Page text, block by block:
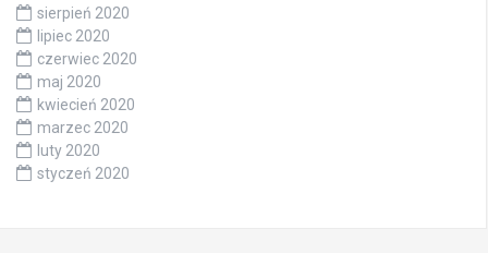
sierpień 2020
lipiec 2020
czerwiec 2020
maj 2020
kwiecień 2020
marzec 2020
luty 2020
styczeń 2020